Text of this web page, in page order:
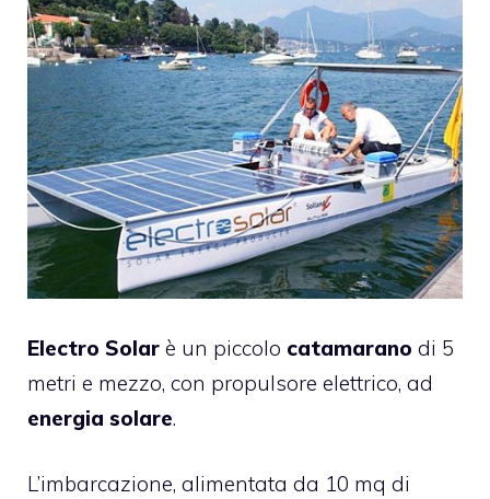
Electro Solar è un piccolo catamarano di 5
metri e mezzo, con propulsore elettrico, ad
energia solare.
L’imbarcazione, alimentata da 10 mq di